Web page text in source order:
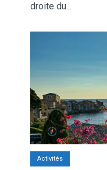
droite du...
Activités